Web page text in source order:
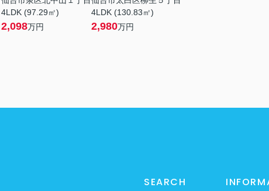
4LDK (97.29㎡)
2,098万円
4LDK (130.83㎡)
2,980万円
SEARCH